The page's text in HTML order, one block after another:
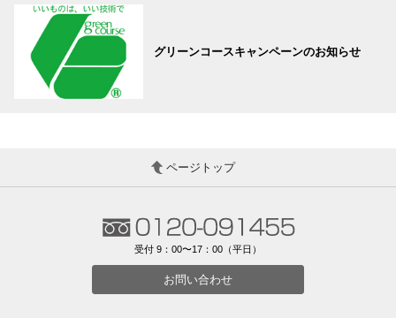
グリーンコースキャンペーンのお知らせ
ページトップ
受付 9：00〜17：00（平日）
お問い合わせ